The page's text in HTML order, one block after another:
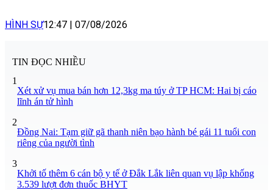
HÌNH SỰ12:47 07/08/2026
TIN ĐỌC NHIỀU
1
Xét xử vụ mua bán hơn 12,3kg ma túy ở TP HCM: Hai bị cáo
lĩnh án tử hình
2
Đồng Nai: Tạm giữ gã thanh niên bạo hành bé gái 11 tuổi con
riêng của người tình
3
Khởi tố thêm 6 cán bộ y tế ở Đắk Lắk liên quan vụ lập khống
3.539 lượt đơn thuốc BHYT